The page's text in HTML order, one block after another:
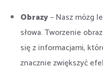
Obrazy– Nasz mózg
słowa. Tworzenie
się z informacjami,
znacznie zwiększyć